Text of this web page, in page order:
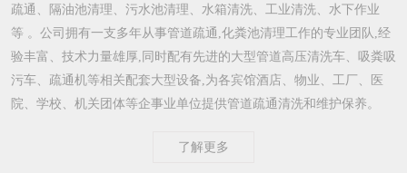
疏通、隔油池清理、污水池清理、水箱清洗、工业清洗、水下作业
等 。公司拥有一支多年从事管道疏通,化粪池清理工作的专业团队,经
验丰富、技术力量雄厚,同时配有先进的大型管道高压清洗车、吸粪吸
污车、疏通机等相关配套大型设备,为各宾馆酒店、物业、工厂、医
院、学校、机关团体等企事业单位提供管道疏通清洗和维护保养。
了解更多